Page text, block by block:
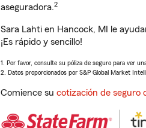
aseguradora.2
Sara Lahti en Hancock, MI le
¡Es rápido y sencillo!
1. Por favor, consulte su póliza de seguro para ver
2. Datos proporcionados por S&P Global Market
Comience su cotización de seguro